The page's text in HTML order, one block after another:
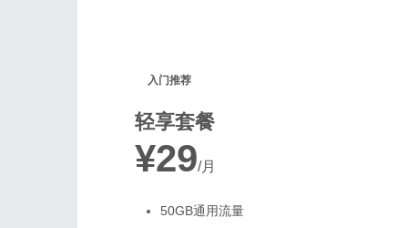
入门推荐
轻享套餐
¥29/月
50GB通用流量